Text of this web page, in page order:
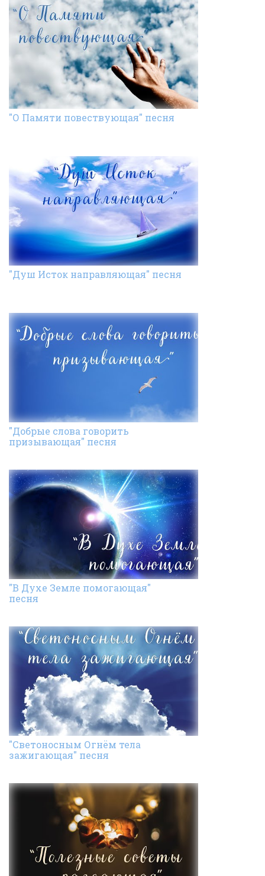
"О Памяти повествующая" песня
"Душ Исток направляющая" песня
"Добрые слова говорить
призывающая" песня
"В Духе Земле помогающая"
песня
"Светоносным Огнём тела
зажигающая" песня